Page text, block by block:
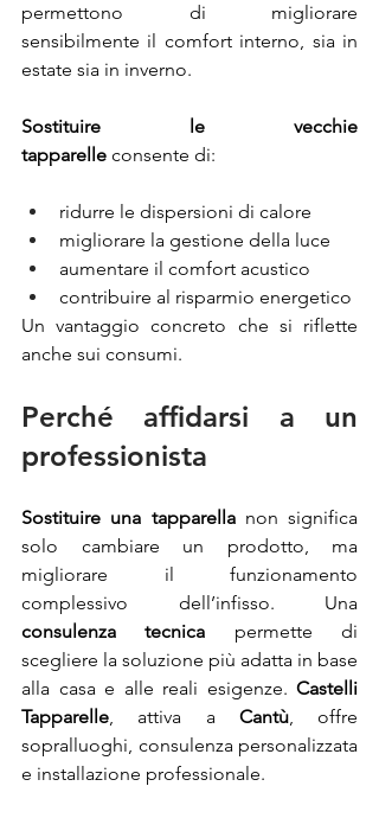
permettono di migliorare
sensibilmente il comfort interno, sia in
estate sia in inverno.
Sostituire le vecchie
tapparelle consente di:
ridurre le dispersioni di calore
migliorare la gestione della luce
aumentare il comfort acustico
contribuire al risparmio energetico
Un vantaggio concreto che si riflette
anche sui consumi.
Perché affidarsi a un
professionista
Sostituire una tapparella non significa
solo cambiare un prodotto, ma
migliorare il funzionamento
consulenza tecnica permette di
scegliere la soluzione più adatta in base
alla casa e alle reali esigenze. Castelli
Tapparelle, attiva a Cantù, offre
sopralluoghi, consulenza personalizzata
e installazione professionale.